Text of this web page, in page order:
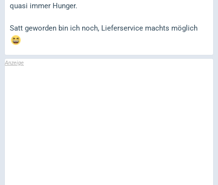
quasi immer Hunger.
Satt geworden bin ich noch, Lieferservice machts möglich